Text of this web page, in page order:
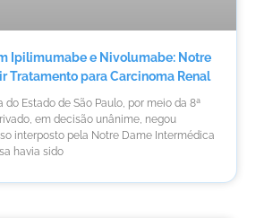
Ipilimumabe e Nivolumabe: Notre
Tratamento para Carcinoma Renal
do Estado de São Paulo, por meio da 8ª
em decisão unânime, negou
interposto pela Notre Dame Intermédica
havia sido